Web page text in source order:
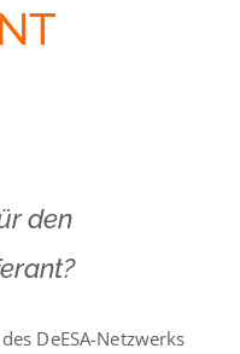
den
DeESA-Netzwerks